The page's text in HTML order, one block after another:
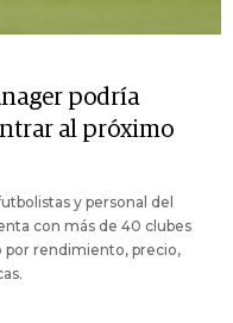
podría
al próximo
y personal del
con más de 40 clubes
rendimiento, precio,